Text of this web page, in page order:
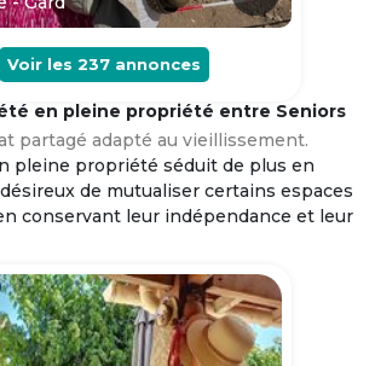
Voir les 237 annonces
en pleine propriété entre Seniors
partagé adapté au vieillissement.
pleine propriété séduit de plus en
de mutualiser certains espaces
conservant leur indépendance et leur